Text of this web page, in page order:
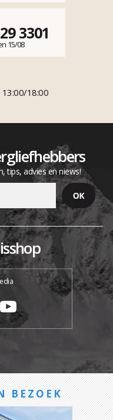
3301
15/08
13:00/18:00
tips, advies en niews!
BEZOEK